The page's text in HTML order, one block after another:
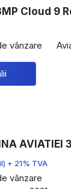
Cloud 9
vânzare
+ 21% TVA
vânzare